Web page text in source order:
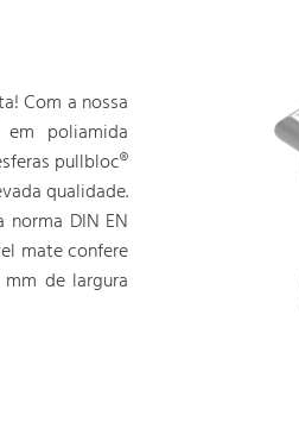
Com a nossa
poliamida
pullbloc®
qualidade.
DIN EN
mate confere
de largura